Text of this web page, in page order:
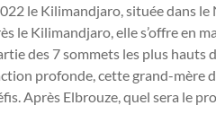
le Kilimandjaro, située dans
le Kilimandjaro, elle s’offre en
des 7 sommets les plus hauts
profonde, cette grand-mère
Après Elbrouze, quel sera le